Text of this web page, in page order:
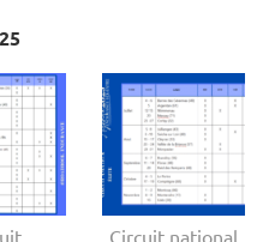
Circuit national